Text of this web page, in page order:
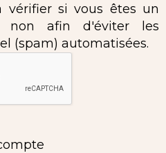
vérifier si vous êtes un
non afin d'éviter les
(spam) automatisées.